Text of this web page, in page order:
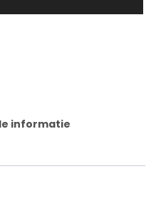
informatie